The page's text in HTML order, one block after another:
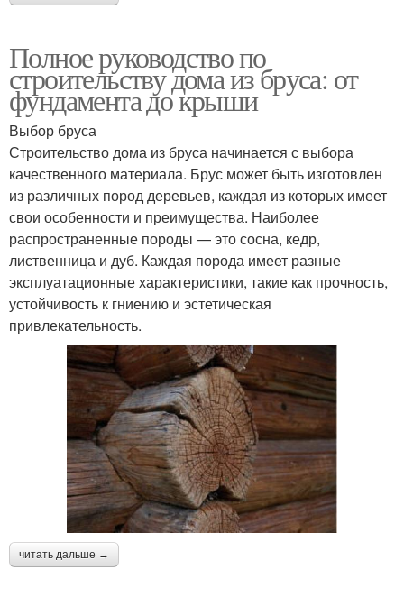
Полное руководство по
строительству дома из бруса: от
фундамента до крыши
Выбор бруса
Строительство дома из бруса начинается с выбора
качественного материала. Брус может быть изготовлен
из различных пород деревьев, каждая из которых имеет
свои особенности и преимущества. Наиболее
распространенные породы — это сосна, кедр,
лиственница и дуб. Каждая порода имеет разные
эксплуатационные характеристики, такие как прочность,
устойчивость к гниению и эстетическая
привлекательность.
читать дальше →